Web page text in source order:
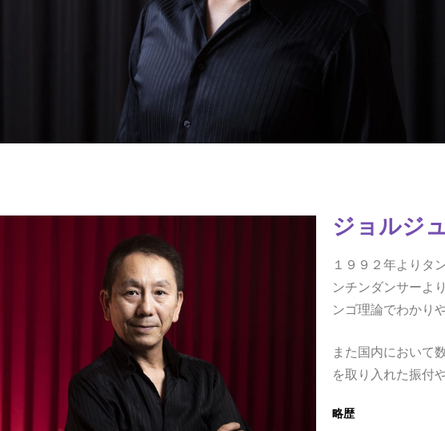
ジョルジ
１９９２年よりタ
ンチンダンサーよ
ンゴ理論でわかり
また国内において
を取り入れた振付
略歴